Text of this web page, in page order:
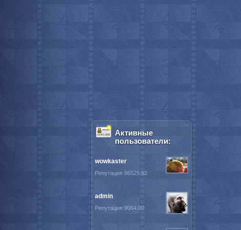
Активные
пользователи:
wowkaster
Репутация 86529.92
admin
Репутация 9064.00